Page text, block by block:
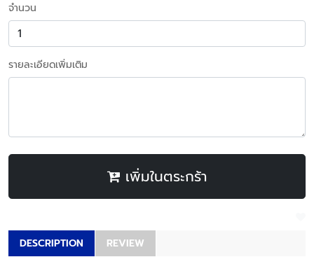
จำนวน
รายละเอียดเพิ่มเติม
เพิ่มในตระกร้า
DESCRIPTION REVIEW